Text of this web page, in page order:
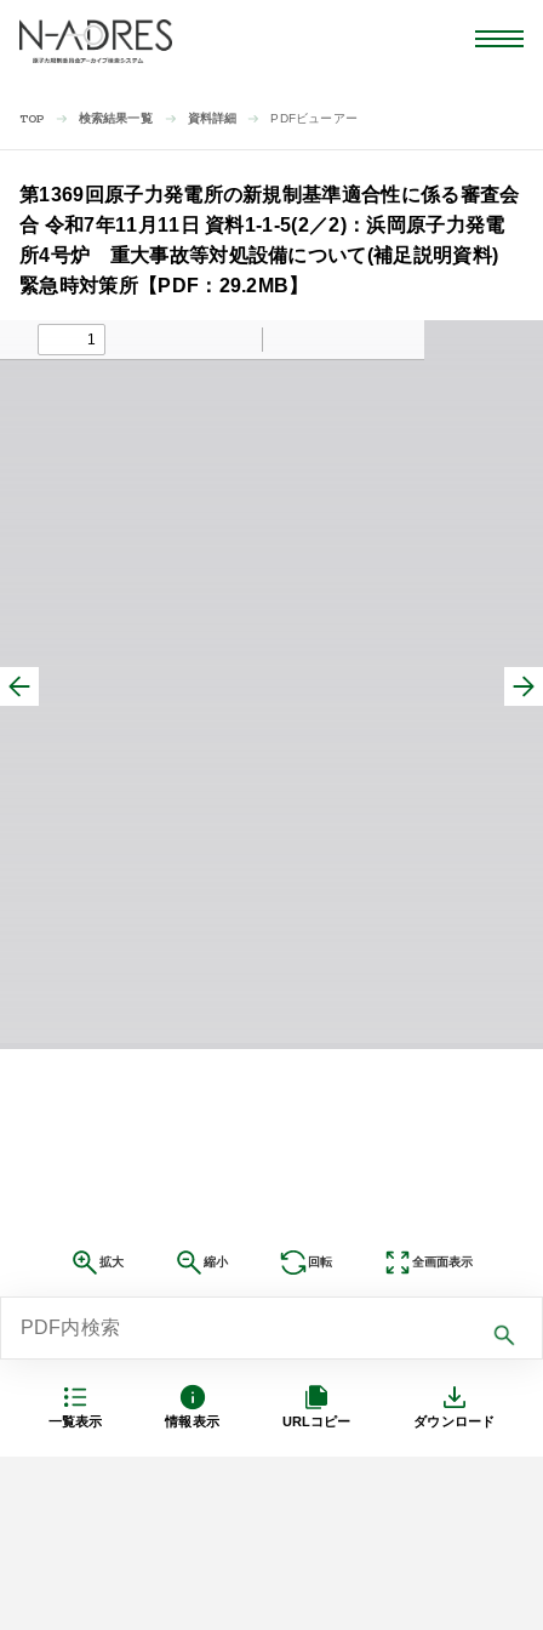
TOP 検索結果一覧 資料詳細 PDFビューアー
一覧表示 情報表示 URLコピー ダウンロード
第1369回原子力発電所の新規制基準適合性に係る審査会
合 令和7年11月11日 資料1-1-5(2／2)：浜岡原子力発電
所4号炉 重大事故等対処設備について(補足説明資料)
緊急時対策所【PDF：29.2MB】
拡大 縮小 回転 全画面表示